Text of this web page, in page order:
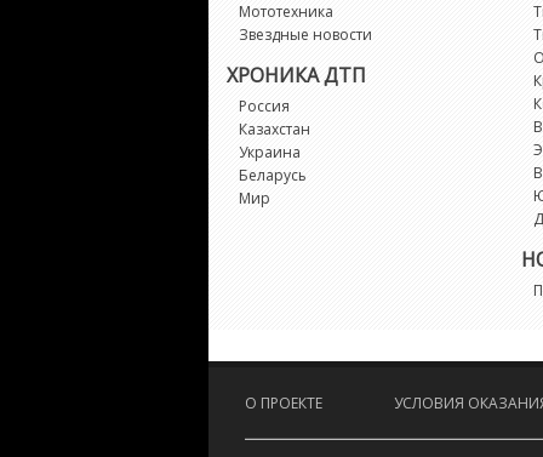
Мототехника
Звездные новости
ХРОНИКА ДТП
Россия
Казахстан
Украина
Беларусь
Мир
О ПРОЕКТЕ УСЛОВИЯ